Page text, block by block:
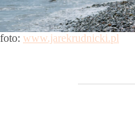
foto: www.jarekrudnicki.pl